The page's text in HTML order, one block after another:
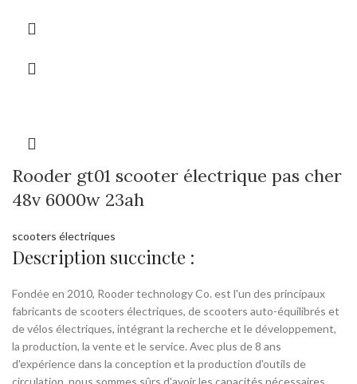
Rooder gt01 scooter électrique pas cher
48v 6000w 23ah
scooters électriques
Description succincte :
Fondée en 2010, Rooder technology Co. est l'un des principaux
fabricants de scooters électriques, de scooters auto-équilibrés et
de vélos électriques, intégrant la recherche et le développement,
la production, la vente et le service. Avec plus de 8 ans
d'expérience dans la conception et la production d'outils de